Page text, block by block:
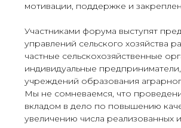
мотивации, поддержке и
Участниками форума выступят
управлений сельского хозяйства
частные сельскохозяйственные
индивидуальные
учреждений образования
Мы не сомневаемся, что
вкладом в дело по повышению
увеличению числа реализованных